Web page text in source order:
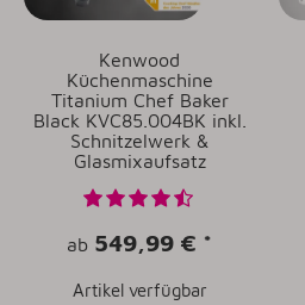
Kenwood
Küchenmaschine
Titanium Chef Baker
Black KVC85.004BK inkl.
Schnitzelwerk &
Glasmixaufsatz
ab 549,99 € *
Artikel verfügbar